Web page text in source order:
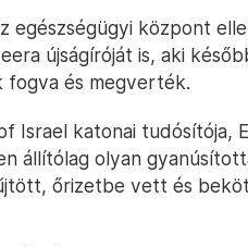
egészségügyi központ
újságíróját is, aki
és megverték.
Israel katonai tudósítója,
állítólag olyan
őrizetbe vett és